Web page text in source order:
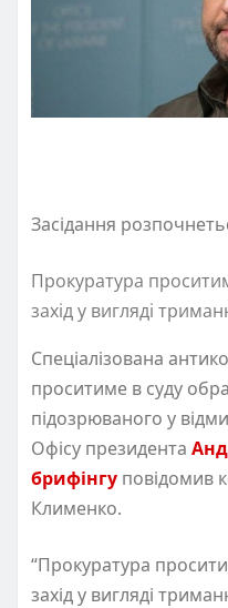
Засідання
Прокуратура
захід у вигляді
Спеціалізована
проситиме в суду
підозрюваного у
Офісу президента
брифінгу повідомив
Клименко.
“Прокуратура
захід у вигляді